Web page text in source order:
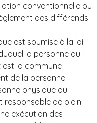
conventionnelle ou
des différends
est soumise à la loi
la personne qui
la commune
de la personne
physique ou
de plein
exécution des